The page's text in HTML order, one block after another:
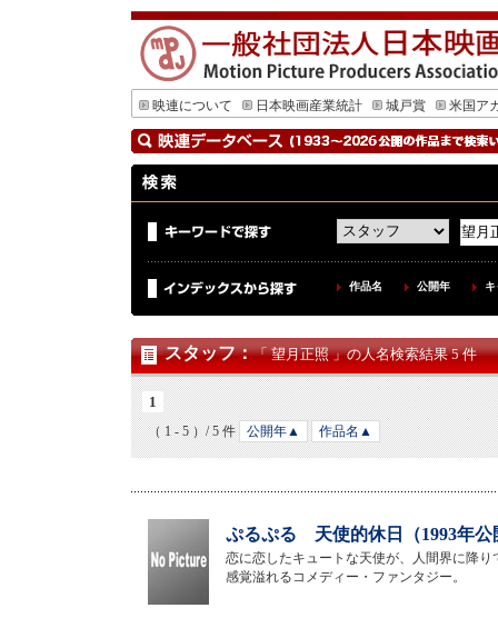
映連について 日本映画産業統計 城戸賞 米国ア
作品名 公開年
スタッフ：「 望月正照 」の人名検索結果 5 件
1
（ 1 - 5 ）/ 5 件 公開年▲ 作品名▲
ぷるぷる 天使的休日（1993年公
恋に恋したキュートな天使が、人間界に降
感覚溢れるコメディー・ファンタジー。